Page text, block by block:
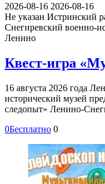
2026-08-16 2026-08-16
Не указан Истринский
Снегиревский военно-
Ленино
Квест-игра
16 августа 2026 года
исторический музей
следопыт» Ленино-
0Бесплатно 0